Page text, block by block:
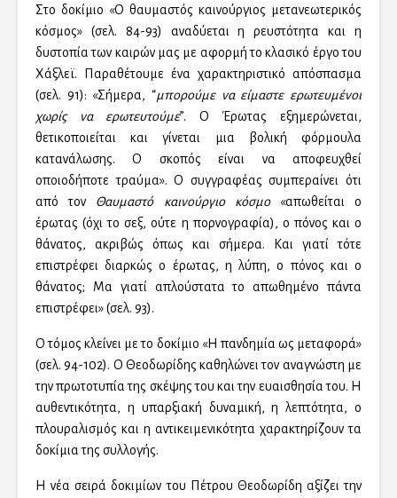
Στο δοκίμιο «Ο θαυμαστός καινούργιος μετανεωτερικός
κόσμος» (σελ. 84-93) αναδύεται η ρευστότητα και η
δυστοπία των καιρών μας με αφορμή το κλασικό έργο του
Χάξλεϊ. Παραθέτουμε ένα χαρακτηριστικό απόσπασμα
(σελ. 91): «Σήμερα, “μπορούμε να είμαστε ερωτευμένοι
χωρίς να ερωτευτούμε”. Ο Έρωτας εξημερώνεται,
θετικοποιείται και γίνεται μια βολική φόρμουλα
κατανάλωσης. Ο σκοπός είναι να αποφευχθεί
οποιοδήποτε τραύμα». Ο συγγραφέας συμπεραίνει ότι
από τον Θαυμαστό καινούργιο κόσμο«απωθείται ο
έρωτας (όχι το σεξ, ούτε η πορνογραφία), ο πόνος και ο
θάνατος, ακριβώς όπως και σήμερα. Και γιατί τότε
επιστρέφει διαρκώς ο έρωτας, η λύπη, ο πόνος και ο
θάνατος; Μα γιατί απλούστατα το απωθημένο πάντα
επιστρέφει» (σελ. 93).
Ο τόμος κλείνει με το δοκίμιο «Η πανδημία ως μεταφορά»
(σελ. 94-102). Ο Θεοδωρίδης καθηλώνει τον αναγνώστη με
την πρωτοτυπία της σκέψης του και την ευαισθησία του. Η
αυθεντικότητα, η υπαρξιακή δυναμική, η λεπτότητα, ο
πλουραλισμός και η αντικειμενικότητα χαρακτηρίζουν τα
δοκίμια της συλλογής.
Η νέα σειρά δοκιμίων του Πέτρου Θεοδωρίδη αξίζει την